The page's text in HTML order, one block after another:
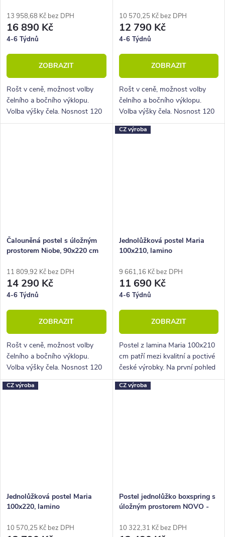
13 958,68 Kč bez DPH
16 890 Kč
4-6 Týdnů
ZOBRAZIT
Rošt v ceně, možnost volby
čelního a bočního výklopu.
Volba výšky čela. Nosnost 120
Kg.
10 570,25 Kč bez DPH
12 790 Kč
4-6 Týdnů
ZOBRAZIT
Rošt v ceně, možnost volby
čelního a bočního výklopu.
Volba výšky čela. Nosnost 120
Kg.
Čalouněná postel s úložným
prostorem Niobe, 90x220 cm
11 809,92 Kč bez DPH
14 290 Kč
4-6 Týdnů
ZOBRAZIT
Rošt v ceně, možnost volby
čelního a bočního výklopu.
Volba výšky čela. Nosnost 120
Kg.
CZ výroba
Jednolůžková postel Maria
100x210, lamino
9 661,16 Kč bez DPH
11 690 Kč
4-6 Týdnů
ZOBRAZIT
Postel z lamina Maria 100x210
cm patří mezi kvalitní a poctivé
české výrobky. Na první pohled
zaujme lehkým a elegantním
designem.
CZ výroba
Jednolůžková postel Maria
100x220, lamino
10 570,25 Kč bez DPH
CZ výroba
Postel jednolůžko boxspring s
úložným prostorem NOVO -
10 322,31 Kč bez DPH